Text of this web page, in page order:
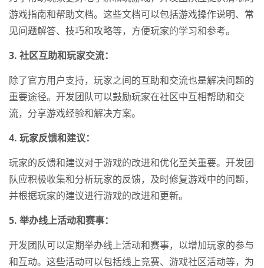
游戏指南和帮助文档。这些文档可以包括游戏操作说明、常
见问题解答、技巧和攻略等，方便玩家的学习和参考。
3. 社区互助和玩家交流：
除了官方用户支持，玩家之间的互助和交流也是解决问题的
重要途径。开发团队可以鼓励玩家在社区中互相帮助和交
流，分享游戏经验和解决方案。
4. 玩家反馈和建议：
玩家的反馈和建议对于游戏的改进和优化至关重要。开发团
队应积极收集和分析玩家的反馈，及时修复游戏中的问题，
并根据玩家的建议进行游戏的改进和更新。
5. 举办线上活动和赛事：
开发团队可以定期举办线上活动和赛事，以增加玩家的参与
和互动。这些活动可以包括线上竞赛、游戏社区活动等，为